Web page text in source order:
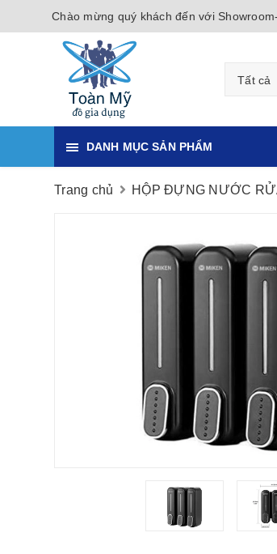
Chào mừng quý khách đến với
Tất cả
DANH MỤC SẢN PHẨM
Trang chủ HỘP ĐỰNG NƯỚC